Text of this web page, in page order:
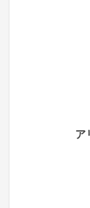
ア